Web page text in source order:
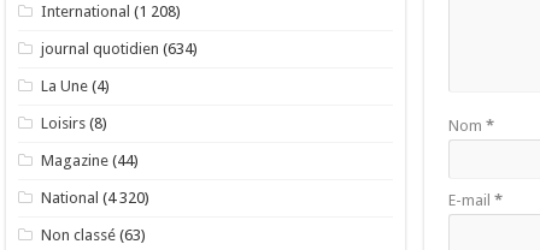
Nom *
E-mail *
International (1 208)
journal quotidien (634)
La Une (4)
Loisirs (8)
Magazine (44)
National (4 320)
Non classé (63)